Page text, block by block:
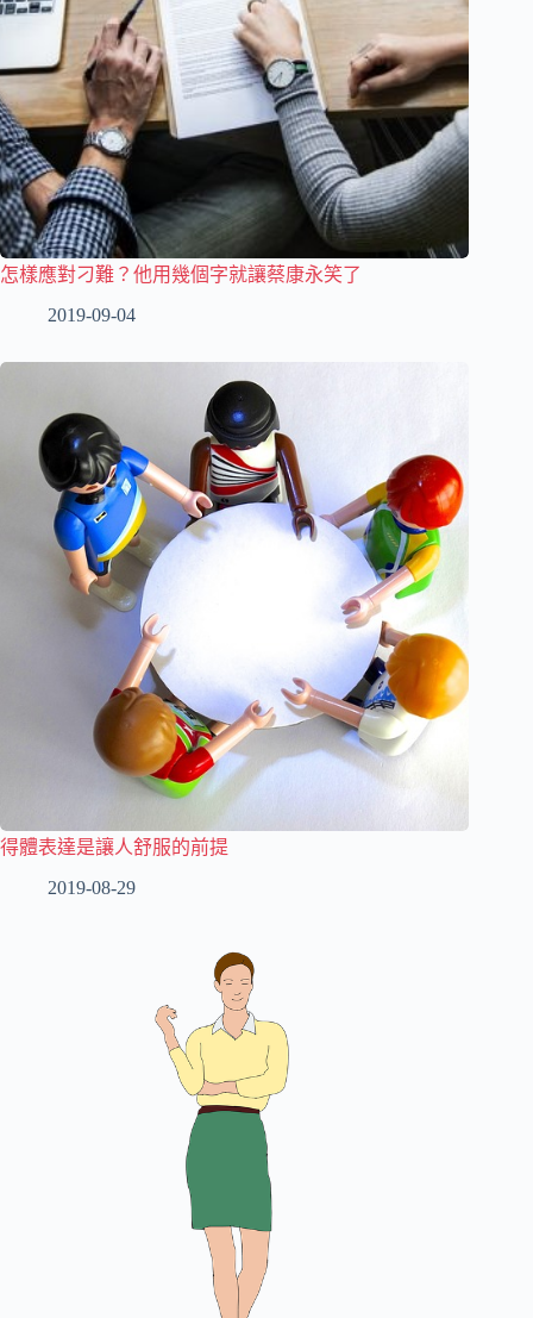
怎樣應對刁難？他用幾個字就讓蔡康永笑了
2019-09-04
得體表達是讓人舒服的前提
2019-08-29